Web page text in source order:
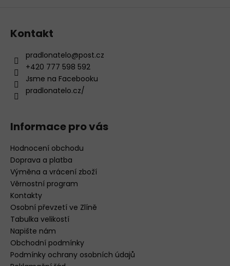
Kontakt
pradlonatelo@post.cz
+420 777 598 592
Jsme na Facebooku
pradlonatelo.cz/
Informace pro vás
Hodnocení obchodu
Doprava a platba
Výměna a vrácení zboží
Věrnostní program
Kontakty
Osobní převzetí ve Zlíně
Tabulka velikostí
Napište nám
Obchodní podmínky
Podmínky ochrany osobních údajů